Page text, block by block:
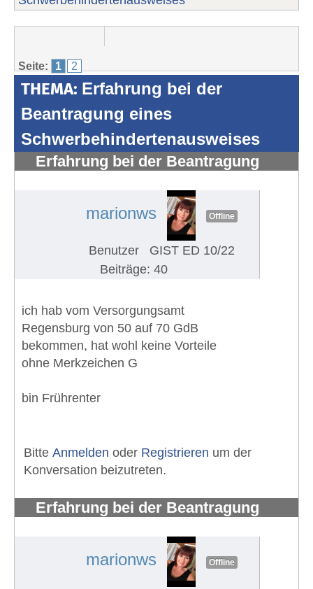
Seite: 1 2
THEMA: Erfahrung bei der
Beantragung eines
Schwerbehindertenausweises
Erfahrung bei der Beantragung
marionws Offline
Benutzer
GIST ED 10/22
Beiträge: 40
ich hab vom Versorgungsamt
Regensburg von 50 auf 70 GdB
bekommen, hat wohl keine Vorteile
ohne Merkzeichen G
bin Frührenter
Bitte Anmelden oder Registrieren um der
Konversation beizutreten.
Erfahrung bei der Beantragung
marionws Offline